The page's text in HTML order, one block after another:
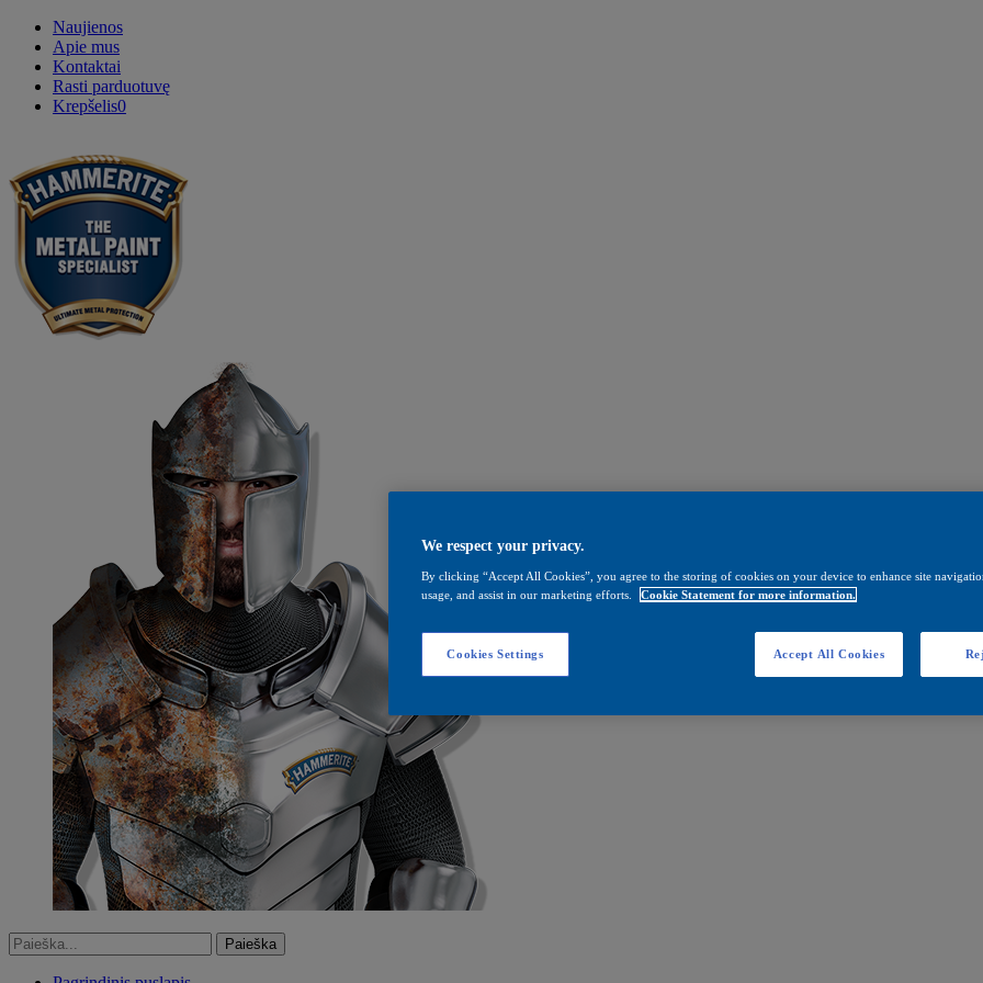
Naujienos
Apie mus
Kontaktai
Rasti parduotuvę
Krepšelis0
We respect your privacy.
By clicking “Accept All Cookies”, you agree to the storing of cookies on your device to enhance site
usage, and assist in our marketing efforts.
Cookie Statement for more information.
Cookies Settings Accept All Cookies